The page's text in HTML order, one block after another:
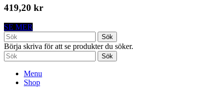
419,20 kr
SE MER
Sök
Börja skriva för att se produkter du söker.
Sök
Menu
Shop